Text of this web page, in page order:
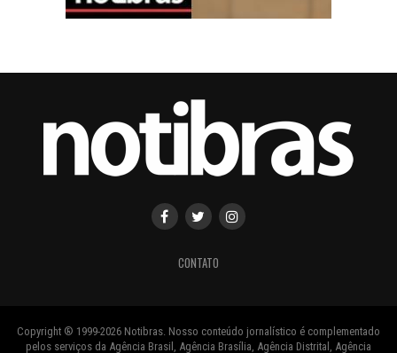
CONTATO
Copyright ® 1999-2026 Notibras. Nosso conteúdo jornalístico é complementado
pelos serviços da Agência Brasil, Agência Brasília, Agência Distrital, Agência